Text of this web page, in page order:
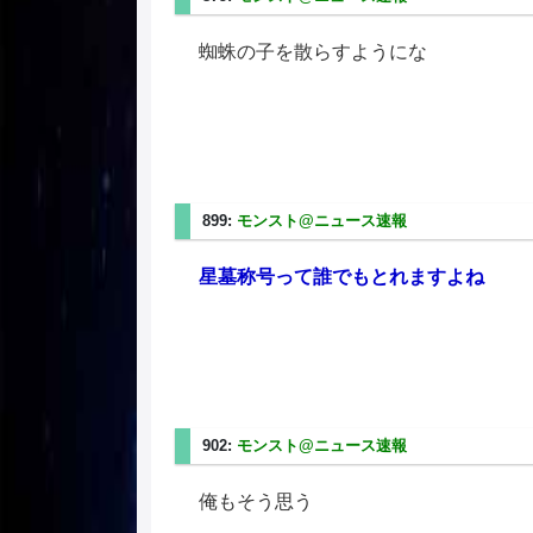
蜘蛛の子を散らすようにな
899: モンスト@ニュース速報
星墓称号って誰でもとれますよね
902: モンスト@ニュース速報
俺もそう思う